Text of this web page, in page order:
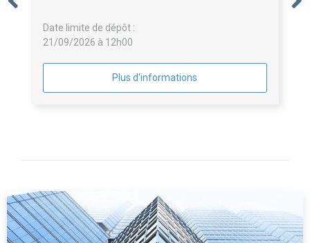
Date limite de dépôt :
21/09/2026 à 12h00
Plus d'informations